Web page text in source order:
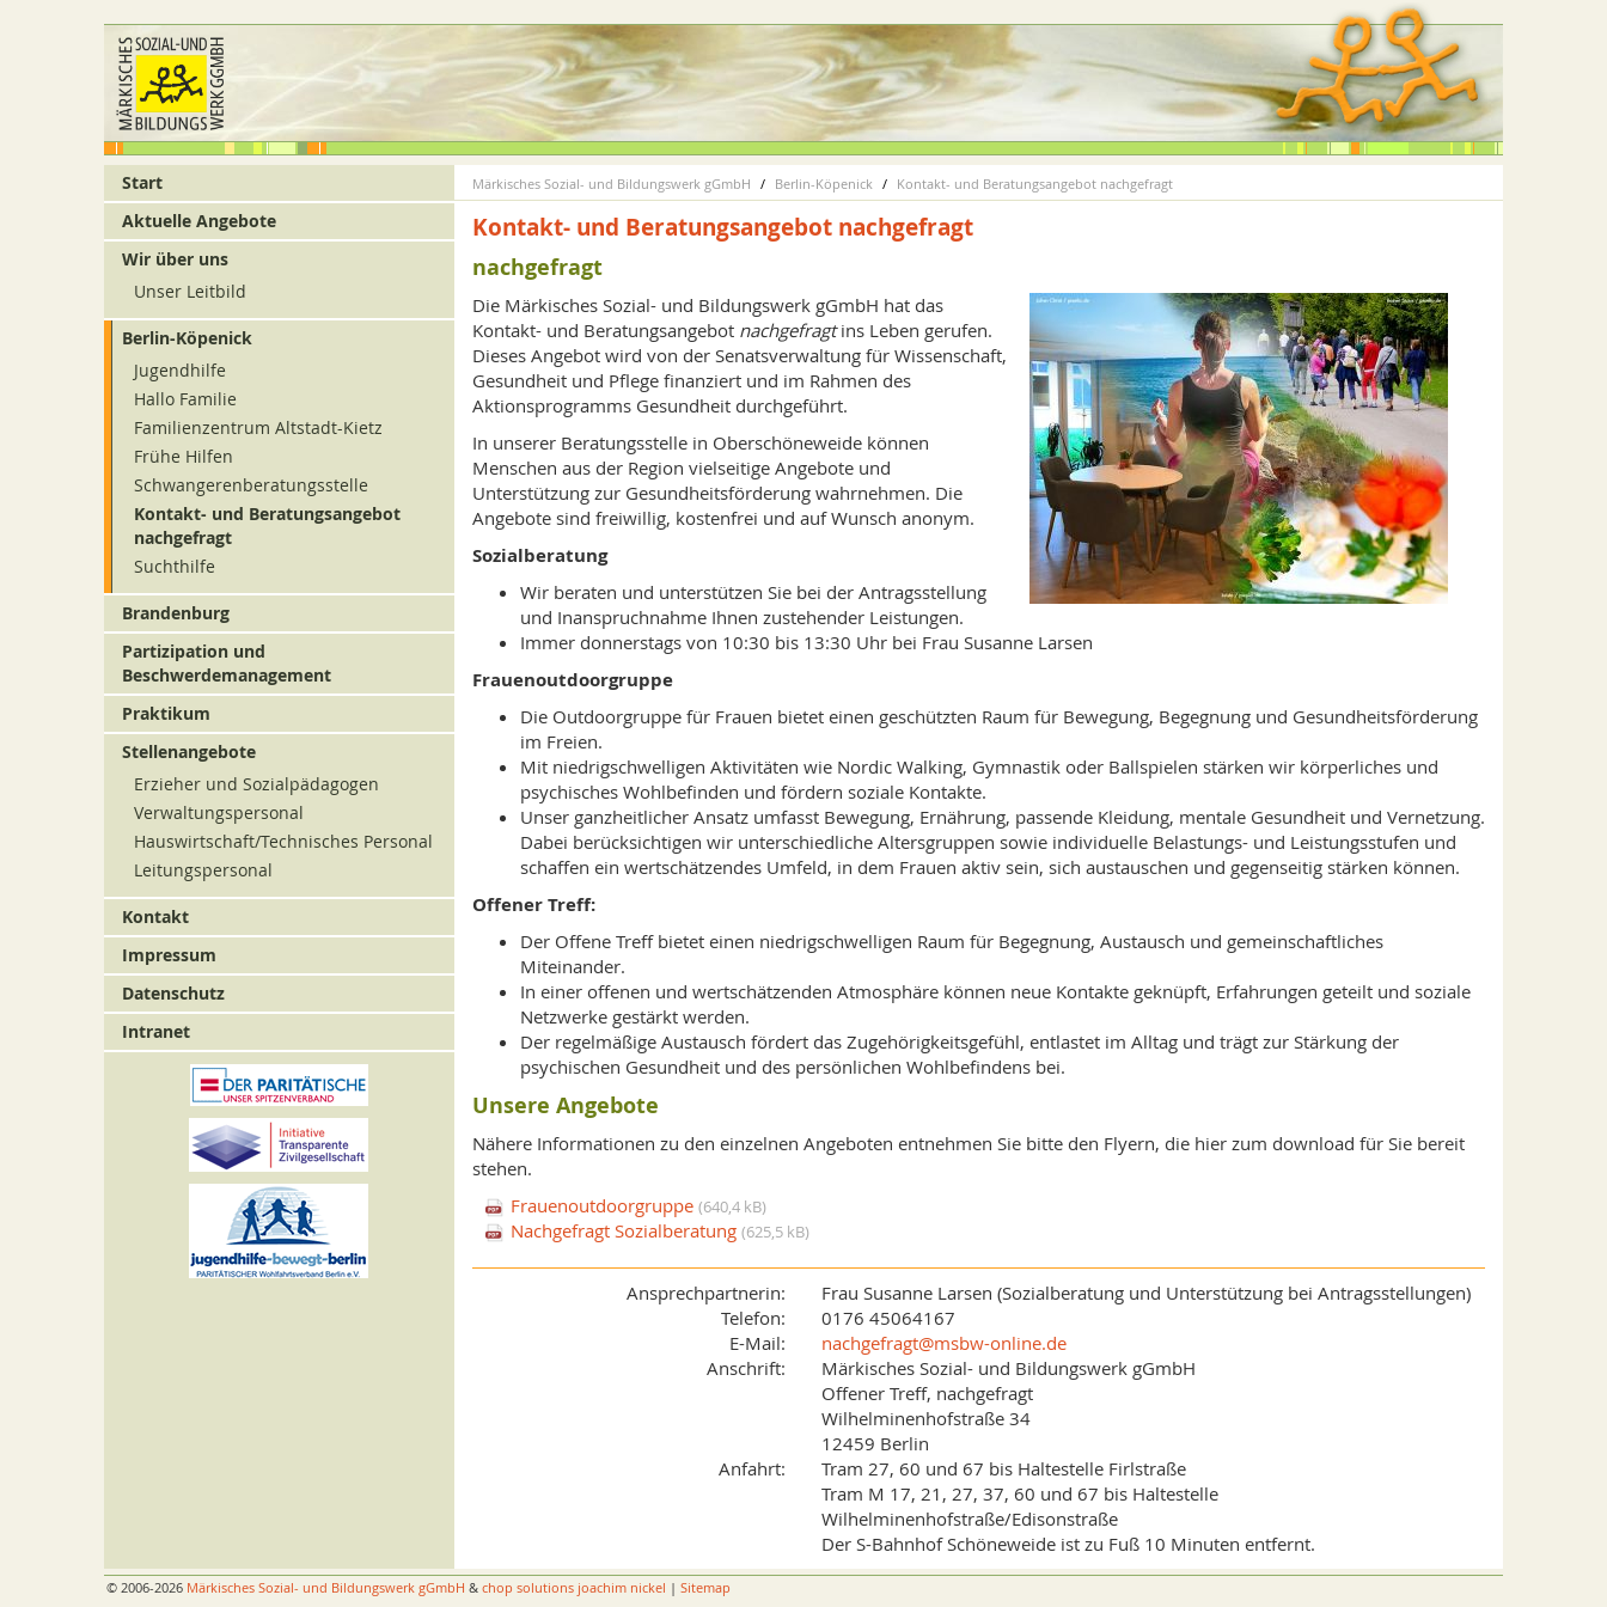
Märkisches Sozial- und Bildungswerk gGmbH Berlin-Köpenick Kontakt- und Beratungsangebot nachgefragt
Kontakt- und Beratungsangebot nachgefragt
nachgefragt
Die Märkisches Sozial- und Bildungswerk gGmbH hat das
Kontakt- und Beratungsangebot nachgefragtins Leben gerufen.
Dieses Angebot wird von der Senatsverwaltung für Wissenschaft,
Gesundheit und Pflege finanziert und im Rahmen des
Aktionsprogramms Gesundheit durchgeführt.
In unserer Beratungsstelle in Oberschöneweide können
Menschen aus der Region vielseitige Angebote und
Unterstützung zur Gesundheitsförderung wahrnehmen. Die
Angebote sind freiwillig, kostenfrei und auf Wunsch anonym.
Sozialberatung
Wir beraten und unterstützen Sie bei der Antragsstellung
und Inanspruchnahme Ihnen zustehender Leistungen.
Immer donnerstags von 10:30 bis 13:30 Uhr bei Frau Susanne Larsen
Frauenoutdoorgruppe
Die Outdoorgruppe für Frauen bietet einen geschützten Raum für Bewegung, Begegnung und Gesundheitsförderung
im Freien.
Mit niedrigschwelligen Aktivitäten wie Nordic Walking, Gymnastik oder Ballspielen stärken wir körperliches und
psychisches Wohlbefinden und fördern soziale Kontakte.
Unser ganzheitlicher Ansatz umfasst Bewegung, Ernährung, passende Kleidung, mentale Gesundheit und Vernetzung.
Dabei berücksichtigen wir unterschiedliche Altersgruppen sowie individuelle Belastungs- und Leistungsstufen und
schaffen ein wertschätzendes Umfeld, in dem Frauen aktiv sein, sich austauschen und gegenseitig stärken können.
Offener Treff:
Der Offene Treff bietet einen niedrigschwelligen Raum für Begegnung, Austausch und gemeinschaftliches
Miteinander.
In einer offenen und wertschätzenden Atmosphäre können neue Kontakte geknüpft, Erfahrungen geteilt und soziale
Netzwerke gestärkt werden.
Der regelmäßige Austausch fördert das Zugehörigkeitsgefühl, entlastet im Alltag und trägt zur Stärkung der
psychischen Gesundheit und des persönlichen Wohlbefindens bei.
Unsere Angebote
Nähere Informationen zu den einzelnen Angeboten entnehmen Sie bitte den Flyern, die hier zum download für Sie bereit
stehen.
Frauenoutdoorgruppe (640,4 kB)
Nachgefragt Sozialberatung (625,5 kB)
Ansprechpartnerin:
Frau Susanne Larsen (Sozialberatung und Unterstützung bei Antragsstellungen)
Telefon:
0176 45064167
E-Mail:
nachgefragt@msbw-online.de
Anschrift:
Märkisches Sozial- und Bildungswerk gGmbH
Offener Treff, nachgefragt
Wilhelminenhofstraße 34
12459 Berlin
Anfahrt:
Tram 27, 60 und 67 bis Haltestelle Firlstraße
Tram M 17, 21, 27, 37, 60 und 67 bis Haltestelle
Wilhelminenhofstraße/Edisonstraße
Der S-Bahnhof Schöneweide ist zu Fuß 10 Minuten entfernt.
Start
Aktuelle Angebote
Wir über uns
Unser Leitbild
Berlin-Köpenick
Jugendhilfe
Hallo Familie
Familienzentrum Altstadt-Kietz
Frühe Hilfen
Schwangerenberatungsstelle
Kontakt- und Beratungsangebot
nachgefragt
Suchthilfe
Brandenburg
Partizipation und
Beschwerdemanagement
Praktikum
Stellenangebote
Erzieher und Sozialpädagogen
Verwaltungspersonal
Hauswirtschaft/Technisches Personal
Leitungspersonal
Kontakt
Impressum
Datenschutz
Intranet
© 2006-2026 Märkisches Sozial- und Bildungswerk gGmbH & chop solutions joachim nickel | Sitemap